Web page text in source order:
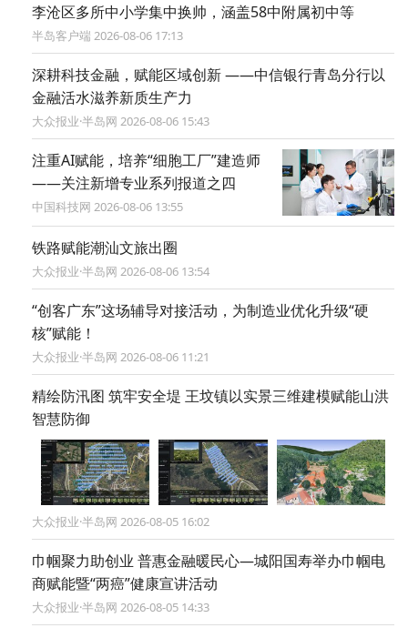
​李沧区多所中小学集中换帅，涵盖58中附属初中等
半岛客户端 2026-08-06 17:13
深耕科技金融，赋能区域创新 ——中信银行青岛分行以
金融活水滋养新质生产力
大众报业·半岛网 2026-08-06 15:43
注重AI赋能，培养“细胞工厂”建造师
——关注新增专业系列报道之四
中国科技网 2026-08-06 13:55
铁路赋能潮汕文旅出圈
大众报业·半岛网 2026-08-06 13:54
“创客广东”这场辅导对接活动，为制造业优化升级“硬
核”赋能！
大众报业·半岛网 2026-08-06 11:21
精绘防汛图 筑牢安全堤 王坟镇以实景三维建模赋能山洪
智慧防御
大众报业·半岛网 2026-08-05 16:02
巾帼聚力助创业 普惠金融暖民心—城阳国寿举办巾帼电
商赋能暨“两癌”健康宣讲活动
大众报业·半岛网 2026-08-05 14:33